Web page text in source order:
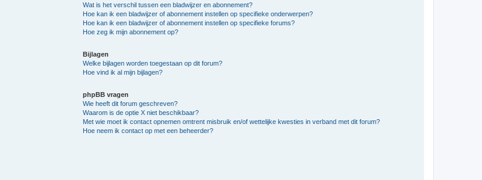
Wat is het verschil tussen een bladwijzer en abonnement?
Hoe kan ik een bladwijzer of abonnement instellen op specifieke onderwerpen?
Hoe kan ik een bladwijzer of abonnement instellen op specifieke forums?
Hoe zeg ik mijn abonnement op?
Bijlagen
Welke bijlagen worden toegestaan op dit forum?
Hoe vind ik al mijn bijlagen?
phpBB vragen
Wie heeft dit forum geschreven?
Waarom is de optie X niet beschikbaar?
Met wie moet ik contact opnemen omtrent misbruik en/of wettelijke kwesties in verband met dit forum?
Hoe neem ik contact op met een beheerder?